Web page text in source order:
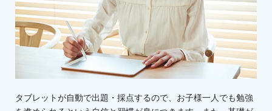
タブレットが自動で出題・採点するので、お子様一人でも勉強